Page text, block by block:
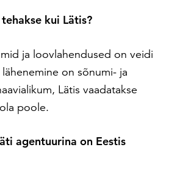
kui Lätis?
ja loovlahendused on veidi
on sõnumi- ja
Lätis vaadatakse
poole.
agentuurina on Eestis